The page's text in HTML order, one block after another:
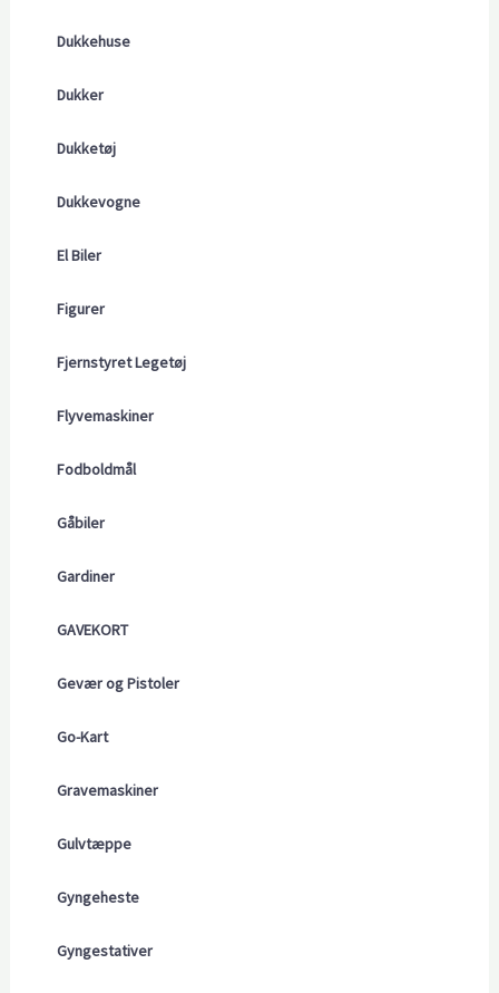
Dukkehuse
Dukker
Dukketøj
Dukkevogne
El Biler
Figurer
Fjernstyret Legetøj
Flyvemaskiner
Fodboldmål
Gåbiler
Gardiner
GAVEKORT
Gevær og Pistoler
Go-Kart
Gravemaskiner
Gulvtæppe
Gyngeheste
Gyngestativer